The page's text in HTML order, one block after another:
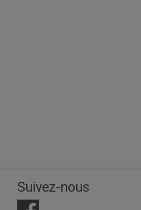
Suivez-nous